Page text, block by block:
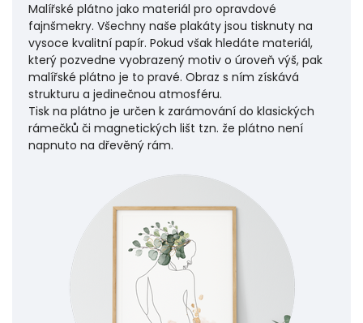
Malířské plátno jako materiál pro opravdové
fajnšmekry. Všechny naše plakáty jsou tisknuty na
vysoce kvalitní papír. Pokud však hledáte materiál,
který pozvedne vyobrazený motiv o úroveň výš, pak
malířské plátno je to pravé. Obraz s ním získává
strukturu a jedinečnou atmosféru.
Tisk na plátno je určen k zarámování do klasických
rámečků či magnetických lišt tzn. že plátno není
napnuto na dřevěný rám.